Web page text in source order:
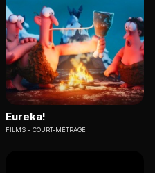
Eureka!
FILMS COURT-MÉTRAGE